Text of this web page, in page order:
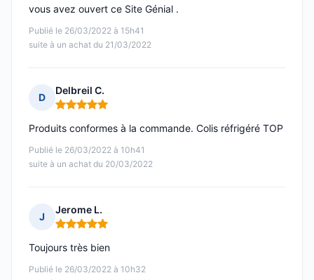
Publié le 26/03/2022 à 15h41
suite à un achat du 21/03/2022
vous avez ouvert ce Site Génial .
D
Delbreil C.
Note : 5 sur 5
Publié le 26/03/2022 à 10h41
suite à un achat du 20/03/2022
Produits conformes à la commande. Colis réfrigéré TOP
J
Jerome L.
Note : 5 sur 5
Publié le 26/03/2022 à 10h32
Toujours très bien